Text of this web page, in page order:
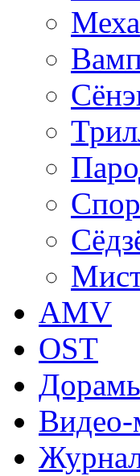
Меха
AMV
OST
Видео-